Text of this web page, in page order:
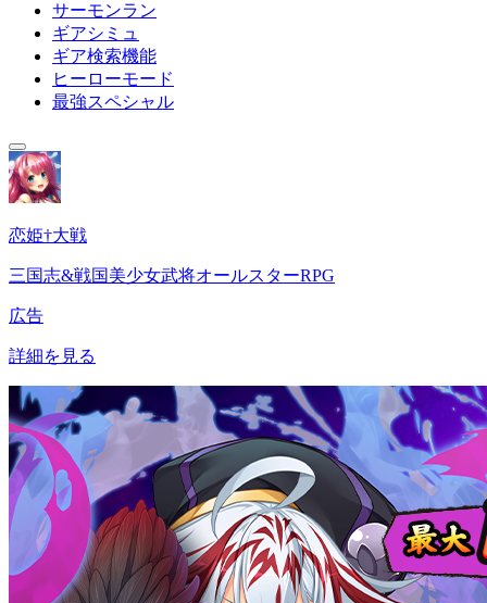
サーモンラン
ギアシミュ
ギア検索機能
ヒーローモード
最強スペシャル
恋姫†大戦
三国志&戦国美少女武将オールスターRPG
広告
詳細を見る